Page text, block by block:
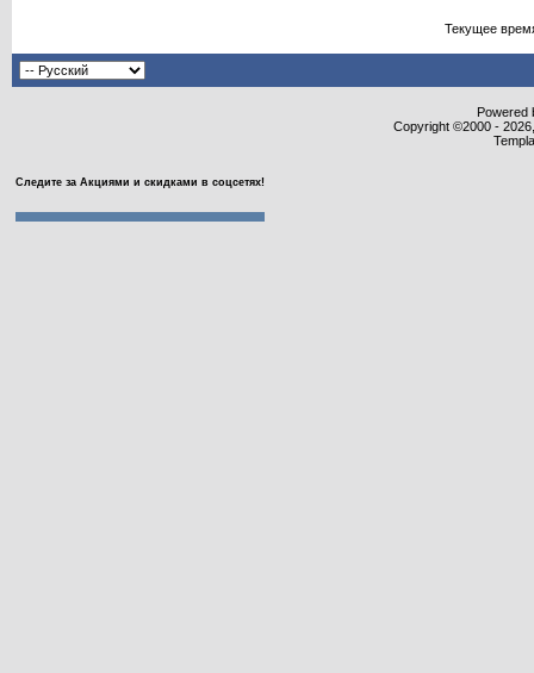
Текущее
Powered
Copyright ©2000 -
Следите за Акциями и скидками в соцсетях!